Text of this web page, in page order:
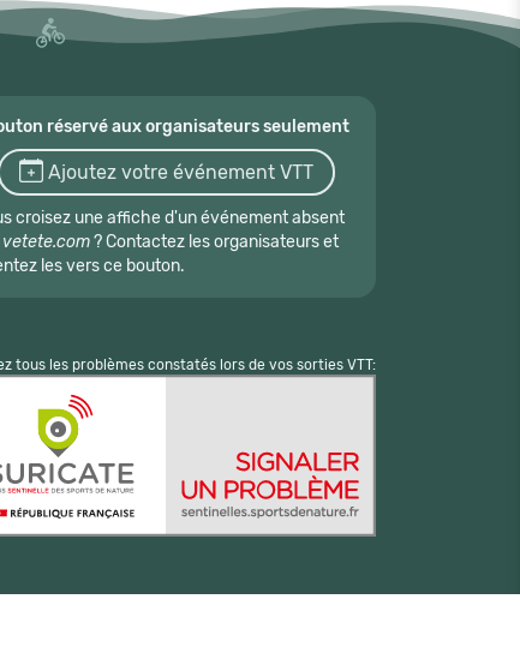
réservé aux organisateurs seulement
Ajoutez votre événement VTT
croisez une affiche d'un événement absent
vetete.com? Contactez les organisateurs et
les vers ce bouton.
tous les problèmes constatés lors de vos sorties VTT: